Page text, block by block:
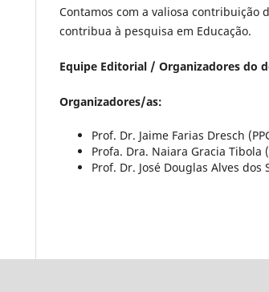
Contamos com a valiosa contribuição
contribua à pesquisa em Educação.
Equipe Editorial / Organizadores do
Organizadores/as:
Prof. Dr. Jaime Farias Dresch
Profa. Dra. Naiara Gracia Tibola
Prof. Dr. José Douglas Alves dos